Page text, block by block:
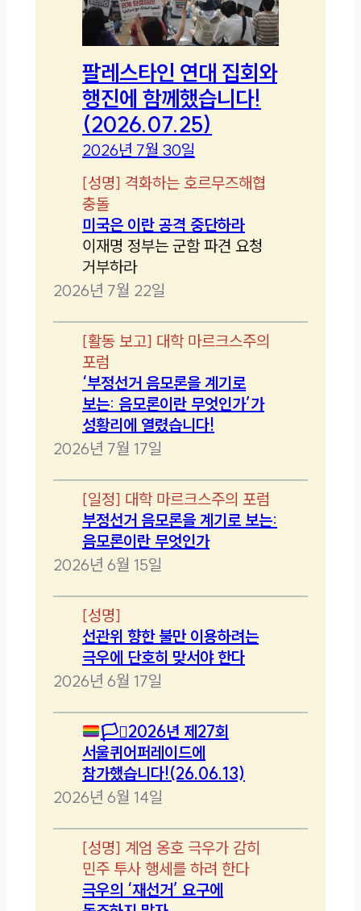
팔레스타인 연대 집회와
행진에 함께했습니다!
(2026.07.25)
2026년 7월 30일
[성명] 격화하는 호르무즈해협
충돌
미국은 이란 공격 중단하라
이재명 정부는 군함 파견 요청
거부하라
2026년 7월 22일
[활동 보고] 대학 마르크스주의
포럼
‘부정선거 음모론을 계기로
보는: 음모론이란 무엇인가’가
성황리에 열렸습니다!
2026년 7월 17일
[일정] 대학 마르크스주의 포럼
부정선거 음모론을 계기로 보는:
음모론이란 무엇인가
2026년 6월 15일
[성명]
선관위 향한 불만 이용하려는
극우에 단호히 맞서야 한다
2026년 6월 17일
🏳️‍⚧️2026년 제27회
서울퀴어퍼레이드에
참가했습니다!(26.06.13)
2026년 6월 14일
[성명] 계엄 옹호 극우가 감히
민주 투사 행세를 하려 한다
극우의 ‘재선거’ 요구에